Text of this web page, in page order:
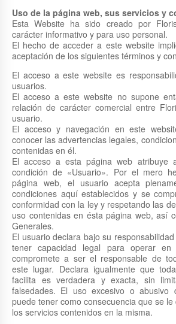
Uso de la página web, sus servicios y
Esta Website ha sido creado por
carácter informativo y para uso personal.
El hecho de acceder a este website
aceptación de los siguientes términos y
El acceso a este website es
usuarios.
El acceso a este website no supone
relación de carácter comercial entre
usuario.
El acceso y navegación en este
conocer las advertencias legales,
contenidas en él.
El acceso a esta página web atribuye
condición de «Usuario». Por el mero
página web, el usuario acepta
condiciones aquí establecidos y se
conformidad con la ley y respetando las
uso contenidas en ésta página web, así
Generales.
El usuario declara bajo su
tener capacidad legal para operar
compromete a ser el responsable de
este lugar. Declara igualmente que
facilita es verdadera y exacta, sin
falsedades. El uso excesivo o abusivo
puede tener como consecuencia que se
los servicios contenidos en la misma.